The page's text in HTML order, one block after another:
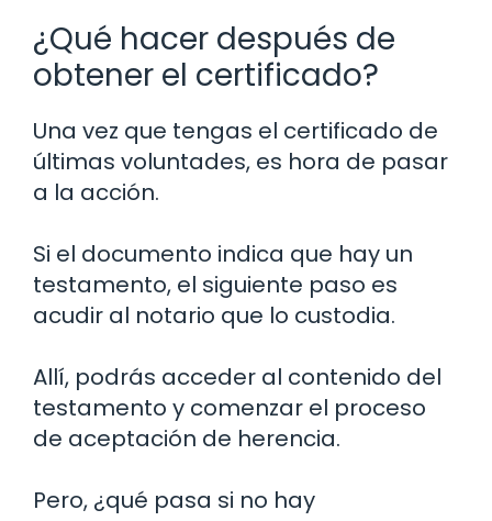
¿Qué hacer después de
obtener el certificado?
Una vez que tengas el certificado de
últimas voluntades, es hora de pasar
a la acción.
Si el documento indica que hay un
testamento, el siguiente paso es
acudir al notario que lo custodia.
Allí, podrás acceder al contenido del
testamento y comenzar el proceso
de aceptación de herencia.
Pero, ¿qué pasa si no hay